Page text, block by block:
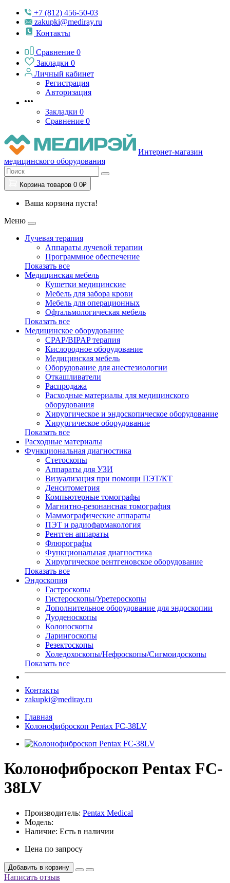
+7 (812) 456-50-03
zakupki@mediray.ru
Контакты
Сравнение 0
Закладки 0
Личный кабинет
Регистрация
Авторизация
Закладки 0
Сравнение 0
Интернет-магазин
медицинского оборудования
Корзина товаров 0 0₽
Ваша корзина пуста!
Меню
Лучевая терапия
Аппараты лучевой терапии
Программное обеспечение
Показать все
Медицинская мебель
Кушетки медицинские
Мебель для забора крови
Мебель для операционных
Офтальмологическая мебель
Показать все
Медицинское оборудование
CPAP/BIPAP терапия
Кислородное оборудование
Медицинская мебель
Оборудование для анестезиологии
Откашливатели
Распродажа
Расходные материалы для медицинского
оборудования
Хирургическое и эндоскопическое оборудование
Хирургическое оборудование
Показать все
Расходные материалы
Функциональная диагностика
Cтетоскопы
Аппараты для УЗИ
Визуализация при помощи ПЭТ/КТ
Денситометрия
Компьютерные томографы
Магнитно-резонансная томография
Маммографические аппараты
ПЭТ и радиофармакология
Рентген аппараты
Флюрографы
Функциональная диагностика
Хирургическое рентгеновское оборудование
Показать все
Эндоскопия
Гастроскопы
Гистероскопы/Уретероскопы
Дополнительное оборудование для эндоскопии
Дуоденоскопы
Колоноскопы
Ларингоскопы
Резектоскопы
Холедохоскопы/Нефроскопы/Сигмоидоскопы
Показать все
Контакты
zakupki@mediray.ru
Главная
Колонофиброскоп Pentax FC-38LV
Колонофиброскоп Pentax FC-
38LV
Производитель: Pentax Medical
Модель:
Наличие: Есть в наличии
Цена по запросу
Добавить в корзину
Написать отзыв